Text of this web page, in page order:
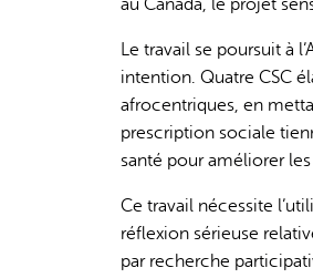
is
au Canada, le projet
Le travail se poursuit à
intention. Quatre CSC
afrocentriques, en
prescription sociale
santé pour améliorer
Ce travail nécessite
réflexion sérieuse
par recherche